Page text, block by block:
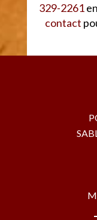
329-2261
contact